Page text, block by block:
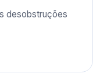
desobstruções